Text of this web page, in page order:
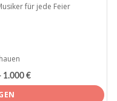
für jede Feier
1.000 €